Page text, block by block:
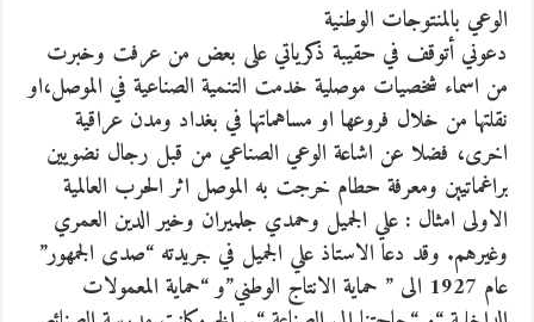
الوعي بالمنتوجات الوطنية
دعوني أتوقف في حقيبة ذكرياتي على بعض من عرفت وخبرت
من اسماء شخصيات موصلية خدمت التنمية الصناعية في الموصل،او
نقلتها من خلال فروعها او مساهماتها في بغداد ومدن عراقية
اخرى، فضلا عن اشاعة الوعي الصناعي من قبل رجال نضويين
براغماتيين ومعرفة حطام خرجت به الموصل اثر الحرب العالمية
الاولى امثال : علي الجميل وحمدي جلميران وخير الدين العمري
وغيرهم. وقد دعا الاستاذ علي الجميل في جريدته “صدى الجمهور”
عام 1927 الى ” حماية الانتاج الوطني”و “حماية المعمولات